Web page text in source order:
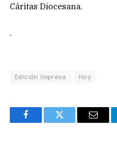
Cáritas Diocesana.
.
Edición Impresa Hoy
FacebookTwitter Email